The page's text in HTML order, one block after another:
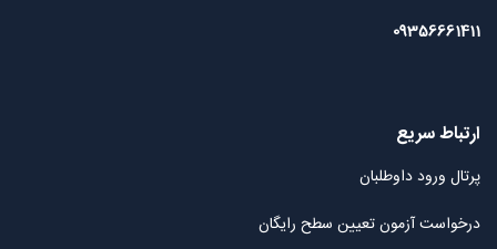
09356661411
ارتباط سریع
پرتال ورود داوطلبان
درخواست آزمون تعیین سطح رایگان